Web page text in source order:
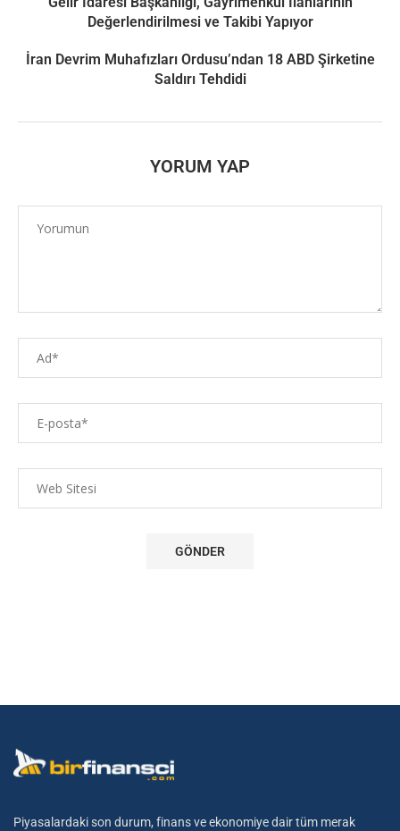
Değerlendirilmesi ve Takibi Yapıyor
İran Devrim Muhafızları Ordusu’ndan 18 ABD Şirketine
Saldırı Tehdidi
YORUM YAP
Piyasalardaki son durum, finans ve ekonomiye dair tüm merak